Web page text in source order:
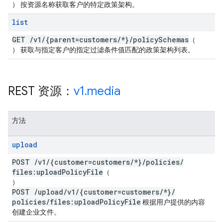
） 按资源名称获取客户的特定政策架构。
list
GET /v1 /{parent=customers/*}/policySchemas （
） 获取与指定客户的指定过滤条件值匹配的政策架构列表。
REST 资源： v1.media
方法
upload
POST /v1 /{customer=customers/*}/policies/
files:uploadPolicyFile （
）
POST /upload/v1 /{customer=customers/*}/
policies/files:uploadPolicyFile 根据用户提供的内容
创建企业文件。